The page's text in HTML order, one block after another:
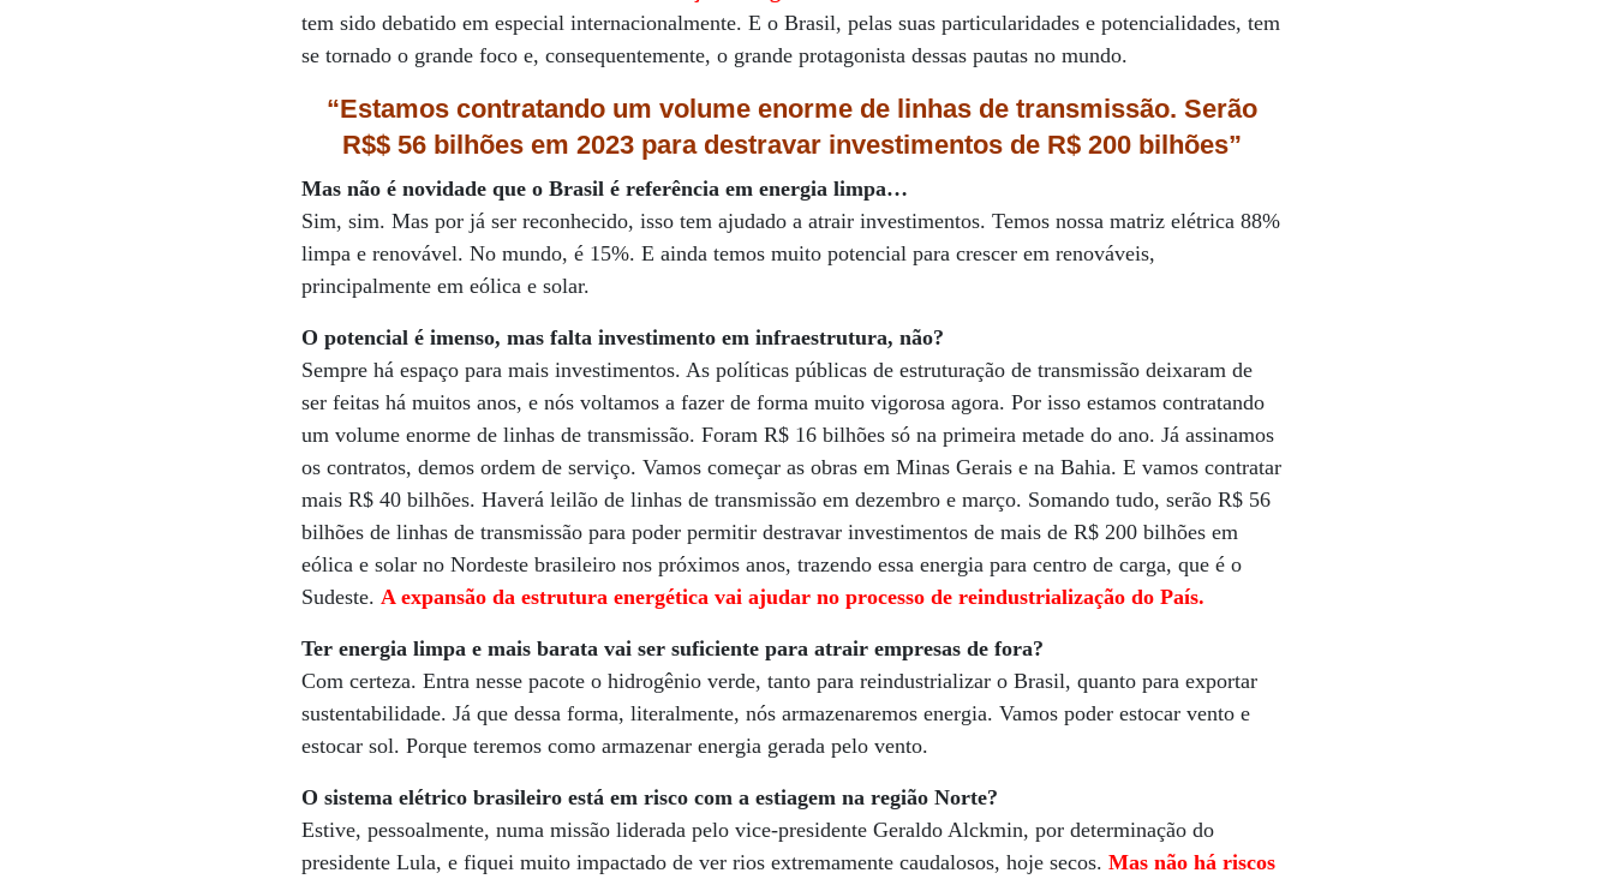
tem sido debatido em especial internacionalmente. E o Brasil, pelas suas particularidades e potencialidades, tem
se tornado o grande foco e, consequentemente, o grande protagonista dessas pautas no mundo.
“Estamos contratando um volume enorme de linhas de transmissão. Serão
R$$ 56 bilhões em 2023 para destravar investimentos de R$ 200 bilhões”
Mas não é novidade que o Brasil é referência em energia limpa…
Sim, sim. Mas por já ser reconhecido, isso tem ajudado a atrair investimentos. Temos nossa matriz elétrica 88%
limpa e renovável. No mundo, é 15%. E ainda temos muito potencial para crescer em renováveis,
principalmente em eólica e solar.
O potencial é imenso, mas falta investimento em infraestrutura, não?
Sempre há espaço para mais investimentos. As políticas públicas de estruturação de transmissão deixaram de
ser feitas há muitos anos, e nós voltamos a fazer de forma muito vigorosa agora. Por isso estamos contratando
um volume enorme de linhas de transmissão. Foram R$ 16 bilhões só na primeira metade do ano. Já assinamos
os contratos, demos ordem de serviço. Vamos começar as obras em Minas Gerais e na Bahia. E vamos contratar
mais R$ 40 bilhões. Haverá leilão de linhas de transmissão em dezembro e março. Somando tudo, serão R$ 56
bilhões de linhas de transmissão para poder permitir destravar investimentos de mais de R$ 200 bilhões em
eólica e solar no Nordeste brasileiro nos próximos anos, trazendo essa energia para centro de carga, que é o
Sudeste.A expansão da estrutura energética vai ajudar no processo de reindustrialização do País.
Ter energia limpa e mais barata vai ser suficiente para atrair empresas de fora?
Com certeza. Entra nesse pacote o hidrogênio verde, tanto para reindustrializar o Brasil, quanto para exportar
sustentabilidade. Já que dessa forma, literalmente, nós armazenaremos energia. Vamos poder estocar vento e
estocar sol. Porque teremos como armazenar energia gerada pelo vento.
O sistema elétrico brasileiro está em risco com a estiagem na região Norte?
Estive, pessoalmente, numa missão liderada pelo vice-presidente Geraldo Alckmin, por determinação do
presidente Lula, e fiquei muito impactado de ver rios extremamente caudalosos, hoje secos.Mas não há riscos